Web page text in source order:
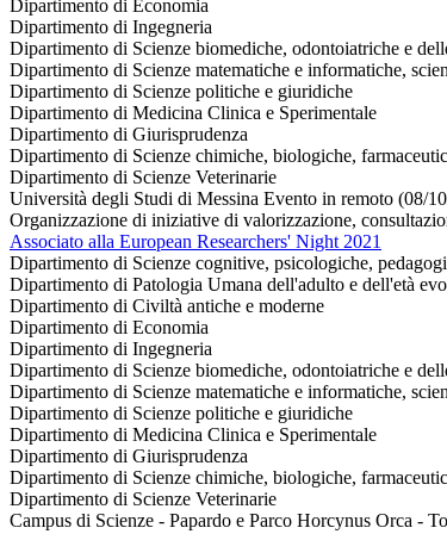
Dipartimento di Economia
Dipartimento di Ingegneria
Dipartimento di Scienze biomediche, odontoiatriche e
Dipartimento di Scienze matematiche e informatiche,
Dipartimento di Scienze politiche e giuridiche
Dipartimento di Medicina Clinica e Sperimentale
Dipartimento di Giurisprudenza
Dipartimento di Scienze chimiche, biologiche,
Dipartimento di Scienze Veterinarie
Università degli Studi di Messina Evento in remoto (08/
Organizzazione di iniziative di valorizzazione,
Associato alla European Researchers' Night 2021
Dipartimento di Scienze cognitive, psicologiche,
Dipartimento di Patologia Umana dell'adulto e dell'età
Dipartimento di Civiltà antiche e moderne
Dipartimento di Economia
Dipartimento di Ingegneria
Dipartimento di Scienze biomediche, odontoiatriche e
Dipartimento di Scienze matematiche e informatiche,
Dipartimento di Scienze politiche e giuridiche
Dipartimento di Medicina Clinica e Sperimentale
Dipartimento di Giurisprudenza
Dipartimento di Scienze chimiche, biologiche,
Dipartimento di Scienze Veterinarie
Campus di Scienze - Papardo e Parco Horcynus Orca -